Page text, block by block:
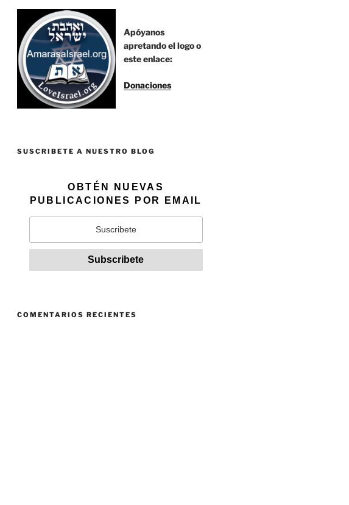
Apóyanos
apretando el logo o
este enlace:
Donaciones
SUSCRIBETE A NUESTRO BLOG
OBTÉN NUEVAS
PUBLICACIONES POR EMAIL
COMENTARIOS RECIENTES